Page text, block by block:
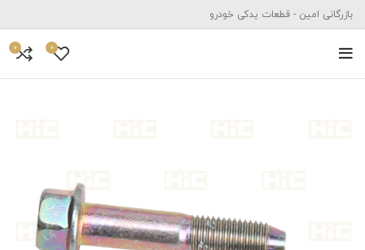
بازرگانی امین - قطعات یدکی خودرو
0
0